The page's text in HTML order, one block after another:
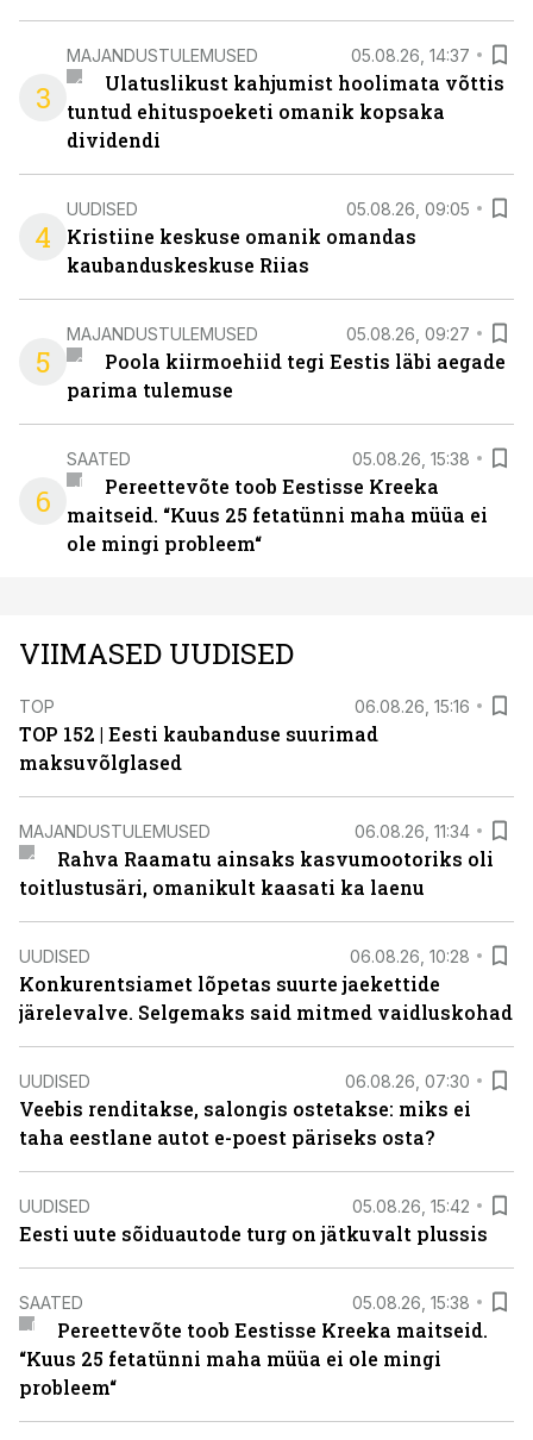
3
MAJANDUSTULEMUSED 05.08.26, 14:37
Ulatuslikust kahjumist hoolimata võttis
tuntud ehituspoeketi omanik kopsaka
dividendi
4
UUDISED 05.08.26, 09:05
Kristiine keskuse omanik omandas
kaubanduskeskuse Riias
5
MAJANDUSTULEMUSED 05.08.26, 09:27
Poola kiirmoehiid tegi Eestis läbi aegade
parima tulemuse
6
SAATED 05.08.26, 15:38
Pereettevõte toob Eestisse Kreeka
maitseid. “Kuus 25 fetatünni maha müüa ei
ole mingi probleem“
VIIMASED UUDISED
TOP 06.08.26, 15:16
TOP 152 | Eesti kaubanduse suurimad
maksuvõlglased
MAJANDUSTULEMUSED 06.08.26, 11:34
Rahva Raamatu ainsaks kasvumootoriks oli
toitlustusäri, omanikult kaasati ka laenu
UUDISED 06.08.26, 10:28
Konkurentsiamet lõpetas suurte jaekettide
järelevalve. Selgemaks said mitmed vaidluskohad
UUDISED 06.08.26, 07:30
Veebis renditakse, salongis ostetakse: miks ei
taha eestlane autot e-poest päriseks osta?
UUDISED 05.08.26, 15:42
Eesti uute sõiduautode turg on jätkuvalt plussis
SAATED 05.08.26, 15:38
Pereettevõte toob Eestisse Kreeka maitseid.
“Kuus 25 fetatünni maha müüa ei ole mingi
probleem“